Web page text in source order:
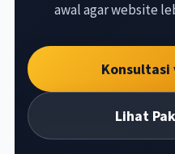
awal agar website
Konsultasi
Lihat